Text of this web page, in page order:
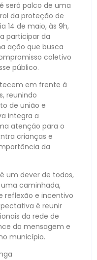
será palco de uma
da proteção de
14 de maio, às 9h,
participar da
ação que busca
coletivo
público.
em frente à
reunindo
de união e
integra a
atenção para o
crianças e
da
um dever de todos,
caminhada,
reflexão e incentivo
é reunir
da rede de
da mensagem e
município.